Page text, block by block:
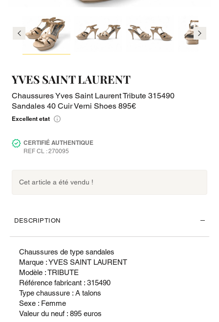
YVES SAINT LAURENT
Chaussures Yves Saint Laurent Tribute 315490
Sandales 40 Cuir Verni Shoes 895€
Excellent etat
CERTIFIÉ AUTHENTIQUE
REF CL : 270095
Cet article a été vendu !
DESCRIPTION
Chaussures de type sandales
Marque : YVES SAINT LAURENT
Modèle : TRIBUTE
Référence fabricant : 315490
Type chaussure : A talons
Sexe : Femme
Valeur du neuf : 895 euros